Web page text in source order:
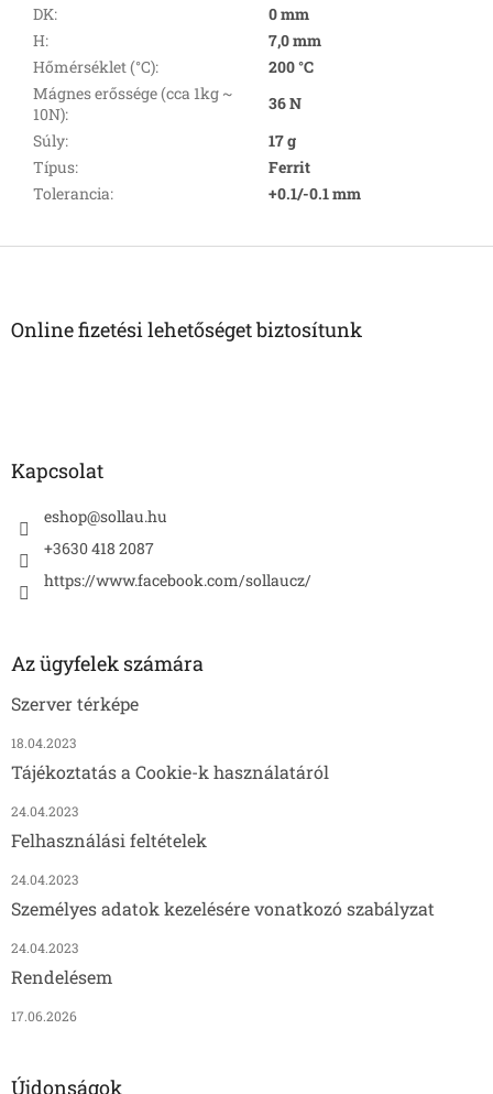
DK:
0 mm
H:
7,0 mm
Hőmérséklet (°C):
200 °C
Mágnes erőssége (cca 1kg ~
10N):
36 N
Súly:
17 g
Típus:
Ferrit
Tolerancia: +0.1/-0.1 mm
Online fizetési lehetőséget biztosítunk
Kapcsolat
eshop@sollau.hu
+3630 418 2087
https://www.facebook.com/sollaucz/
Az ügyfelek számára
Szerver térképe
18.04.2023
Tájékoztatás a Cookie-k használatáról
24.04.2023
Felhasználási feltételek
24.04.2023
Személyes adatok kezelésére vonatkozó szabályzat
24.04.2023
Rendelésem
17.06.2026
Újdonságok